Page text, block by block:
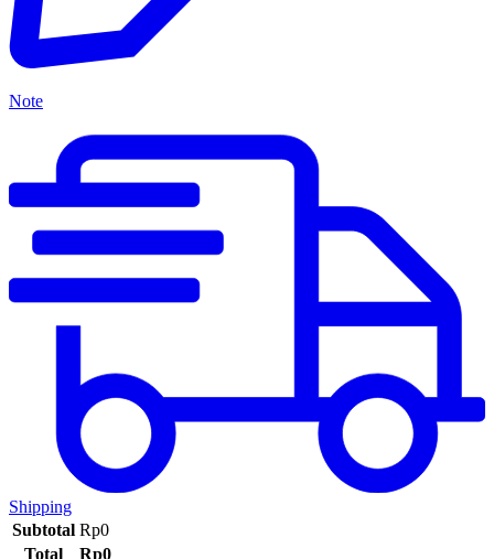
Note
Shipping
Subtotal Rp0
Total
Rp0